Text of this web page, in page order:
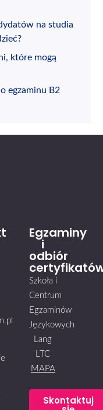
na studia
które mogą
egzaminu B2
Egzaminy
i
odbiór
Szkoła i
Centrum
Egzaminów
Językowych
Lang
LTC
MAPA
Skontaktuj